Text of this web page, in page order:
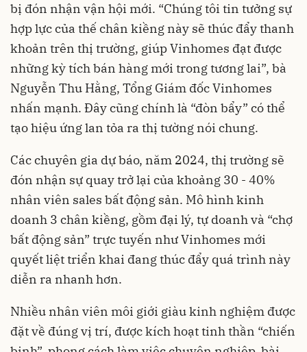
bị đón nhận vận hội mới. “Chúng tôi tin tưởng sự
hợp lực của thế chân kiềng này sẽ thúc đẩy thanh
khoản trên thị trường, giúp Vinhomes đạt được
những kỳ tích bán hàng mới trong tương lai”, bà
Nguyễn Thu Hằng, Tổng Giám đốc Vinhomes
nhấn mạnh. Đây cũng chính là “đòn bẩy” có thể
tạo hiệu ứng lan tỏa ra thị tường nói chung.
Các chuyên gia dự báo, năm 2024, thị trường sẽ
đón nhận sự quay trở lại của khoảng 30 - 40%
nhân viên sales bất động sản. Mô hình kinh
doanh 3 chân kiềng, gồm đại lý, tự doanh và “chợ
bất động sản” trực tuyến như Vinhomes mới
quyết liệt triển khai đang thúc đẩy quá trình này
diễn ra nhanh hơn.
Nhiều nhân viên môi giới giàu kinh nghiệm được
đặt về đúng vị trí, được kích hoạt tinh thần “chiến